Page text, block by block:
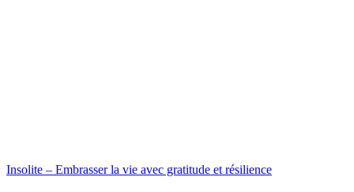
Insolite – Embrasser la vie avec gratitude et résilience